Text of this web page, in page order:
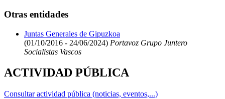
Otras entidades
Juntas Generales de Gipuzkoa
(01/10/2016 - 24/06/2024) Portavoz Grupo Juntero
Socialistas Vascos
ACTIVIDAD PÚBLICA
Consultar actividad pública (noticias, eventos,...)